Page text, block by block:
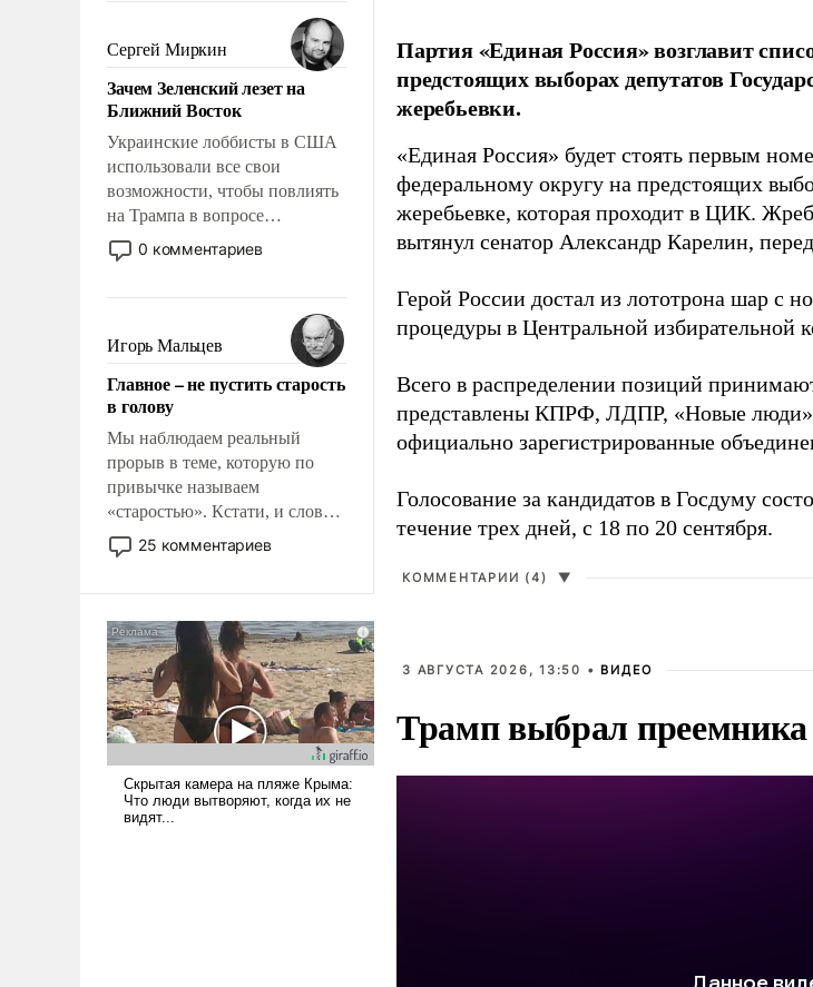
псевдонаучной фантастики,
стало всерьез обсуждаемой
идеей.
Сергей Миркин
Зачем Зеленский лезет на
Ближний Восток
Украинские лоббисты в США
использовали все свои
возможности, чтобы повлиять
на Трампа в вопросе
предоставления вооружений
своим нанимателям. Вероятно,
консультирует Киев, пришла в
голову мысль: хорошо бы
продемонстрировать, что
Украина вступила в
вооруженное противостояние
с Ираном.
0 комментариев
Игорь Мальцев
Главное – не пустить старость
в голову
Мы наблюдаем реальный
прорыв в теме, которую по
привычке называем
«старостью». Кстати, и слово-
то это уже стараются не
использовать – так же, как
что оно уже несет негативные
коннотации.
25 комментариев
Партия «Единая Россия» возглавит
предстоящих выборах депутатов
жеребьевки.
«Единая Россия» будет стоять первым
федеральному округу на предстоящих
жеребьевке, которая проходит в ЦИК.
вытянул сенатор Александр Карелин,
Герой России достал из лототрона шар с
процедуры в Центральной избирательной
Всего в распределении позиций
представлены КПРФ, ЛДПР, «Новые люди»,
официально зарегистрированные
Голосование за кандидатов в Госдуму
течение трех дней, с 18 по 20 сентября.
КОММЕНТАРИИ (4) ▼
3 АВГУСТА 2026, 13:50 • ВИДЕО
Трамп выбрал преемника